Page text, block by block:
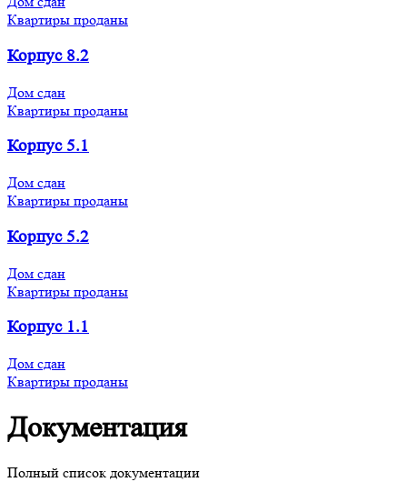
Квартиры проданы
Корпус 8.2
Дом сдан
Квартиры проданы
Корпус 5.1
Дом сдан
Квартиры проданы
Корпус 5.2
Дом сдан
Квартиры проданы
Корпус 1.1
Дом сдан
Квартиры проданы
Документация
Полный список документации